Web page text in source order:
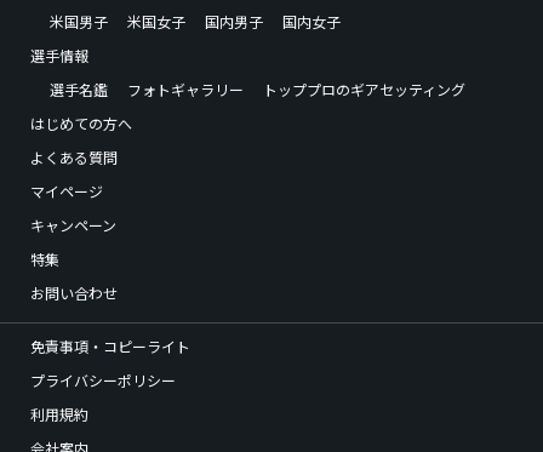
米国男子
米国女子 国内男子
国内女子
選手情報
選手名鑑
フォトギャラリー
トッププロのギアセッティング
はじめての方へ
よくある質問
マイページ
キャンペーン
特集
お問い合わせ
免責事項・コピーライト
プライバシーポリシー
利用規約
会社案内